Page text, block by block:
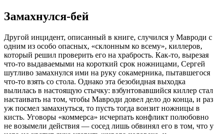
Замахнулся-бей
Другой инцидент, описанный в книге, случился у Мавроди с
одним из особо опасных, «склонным ко всему», киллеров,
который решил проверить его на храбрость. Как-то, вырезая
что-то выдаваемыми на короткий срок ножницами, Сергей
шутливо замахнулся ими на руку сокамерника, пытавшегося
что-то взять со стола. Однако эта безобидная выходка
вылилась в настоящую стычку: взбунтовавшийся киллер стал
настаивать на том, чтобы Мавроди довел дело до конца, и раз
уж посмел замахнуться, то пусть тогда вонзит ножницы в
кисть. Уговоры «коммерса» исчерпать конфликт полюбовно
не возымели действия — сосед лишь обвинял его в том, что у